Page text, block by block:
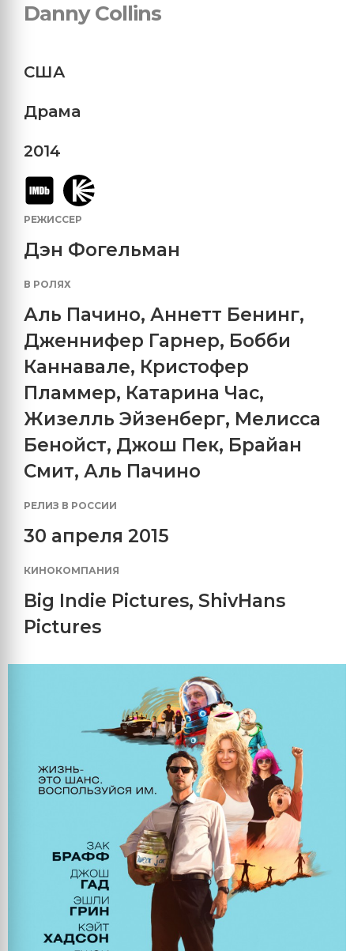
Danny Collins
США
Драма
2014
РЕЖИССЕР
Дэн Фогельман
В РОЛЯХ
Аль Пачино, Аннетт Бенинг,
Дженнифер Гарнер, Бобби
Каннавале, Кристофер
Пламмер, Катарина Час,
Жизелль Эйзенберг, Мелисса
Бенойст, Джош Пек, Брайан
Смит, Аль Пачино
РЕЛИЗ В РОССИИ
30 апреля 2015
КИНОКОМПАНИЯ
Big Indie Pictures, ShivHans
Pictures